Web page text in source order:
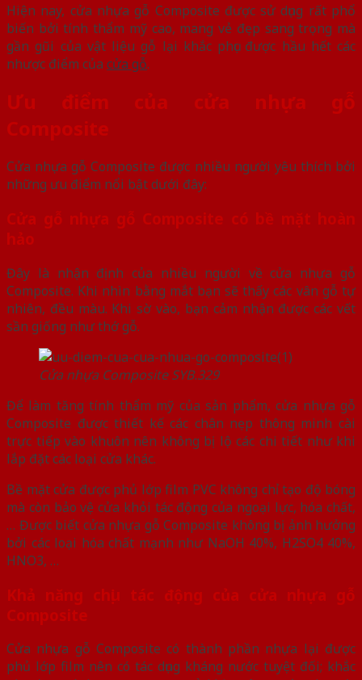
Hiện nay, cửa nhựa gỗ Composite được sử dụng rất phổ
biến bởi tính thẩm mỹ cao, mang vẻ đẹp sang trọng mà
gần gũi của vật liệu gỗ lại khắc phục được hầu hết các
nhược điểm của cửa gỗ.
Ưu điểm của cửa nhựa gỗ
Composite
Cửa nhựa gỗ Composite được nhiều người yêu thích bởi
những ưu điểm nổi bật dưới đây:
Cửa gỗ nhựa gỗ Composite có bề mặt hoàn
hảo
Đây là nhận định của nhiều người về cửa nhựa gỗ
Composite. Khi nhìn bằng mắt bạn sẽ thấy các vân gỗ tự
nhiên, đều màu. Khi sờ vào, bạn cảm nhận được các vết
sần giống như thớ gỗ.
Cửa nhựa Composite SYB.329
Để làm tăng tính thẩm mỹ của sản phẩm, cửa nhựa gỗ
Composite được thiết kế các chân nẹp thông minh cài
trực tiếp vào khuôn nên không bị lộ các chi tiết như khi
lắp đặt các loại cửa khác.
Bề mặt cửa được phủ lớp film PVC không chỉ tạo độ bóng
mà còn bảo vệ cửa khỏi tác động của ngoại lực, hóa chất,
… Được biết cửa nhựa gỗ Composite không bị ảnh hưởng
bởi các loại hóa chất mạnh như NaOH 40%, H2SO4 40%,
HNO3, …
Khả năng chịu tác động của cửa nhựa gỗ
Composite
Cửa nhựa gỗ Composite có thành phần nhựa lại được
phủ lớp film nên có tác dụng kháng nước tuyệt đối; khắc